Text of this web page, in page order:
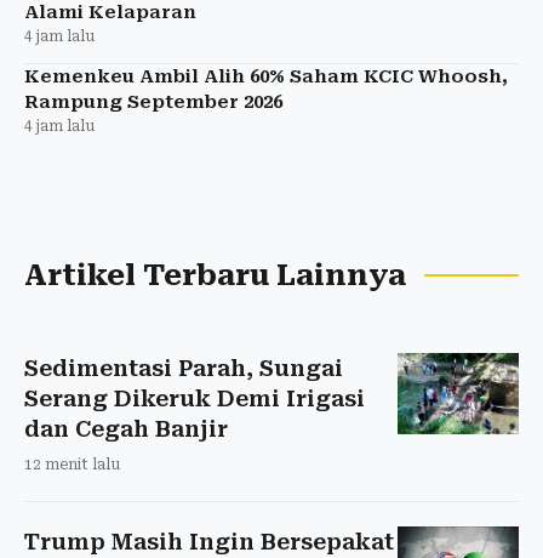
Alami Kelaparan
4 jam lalu
Kemenkeu Ambil Alih 60% Saham KCIC Whoosh,
Rampung September 2026
4 jam lalu
Artikel Terbaru Lainnya
Sedimentasi Parah, Sungai
Serang Dikeruk Demi Irigasi
dan Cegah Banjir
12 menit lalu
Trump Masih Ingin Bersepakat